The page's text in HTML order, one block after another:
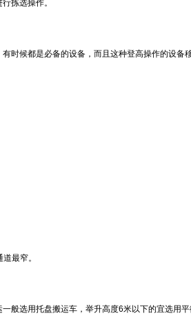
拣选操作。
候都是必备的设备，而且这种登高操作的设备
最窄。
选用托盘搬运车，举升高度6米以下的宜选用